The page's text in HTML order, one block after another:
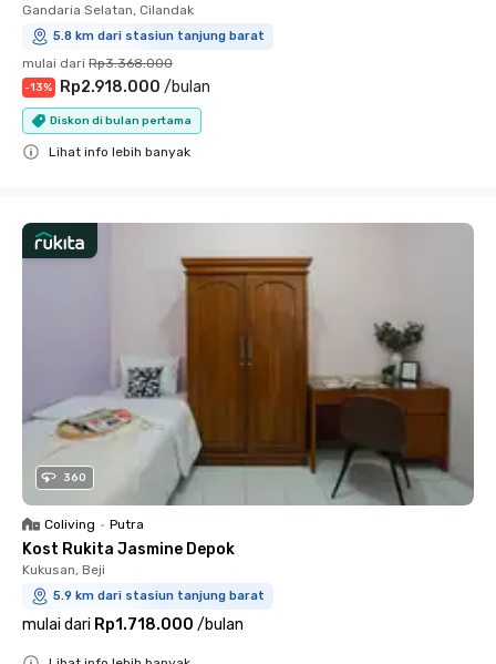
Gandaria Selatan, Cilandak
5.8 km dari stasiun tanjung barat
mulai dari Rp3.368.000
-13% Rp2.918.000 /bulan
Diskon di bulan pertama
Lihat info lebih banyak
360
Coliving • Putra
Kost Rukita Jasmine Depok
Kukusan, Beji
5.9 km dari stasiun tanjung barat
mulai dari Rp1.718.000 /bulan